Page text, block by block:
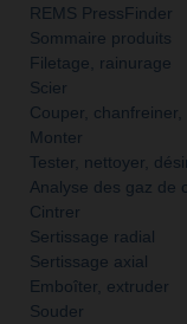
REMS PressFinder
Sommaire produits
Filetage, rainurage
Scier
Couper,
Monter
Tester, nettoyer,
Analyse des gaz de
Cintrer
Sertissage radial
Sertissage axial
Emboîter, extruder
Souder